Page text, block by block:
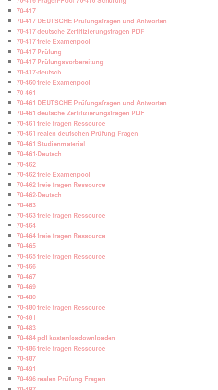
70-417
70-417 DEUTSCHE Prüfungsfragen und Antworten
70-417 deutsche Zertifizierungsfragen PDF
70-417 freie Examenpool
70-417 Prüfung
70-417 Prüfungsvorbereitung
70-417-deutsch
70-460 freie Examenpool
70-461
70-461 DEUTSCHE Prüfungsfragen und Antworten
70-461 deutsche Zertifizierungsfragen PDF
70-461 freie fragen Ressource
70-461 realen deutschen Prüfung Fragen
70-461 Studienmaterial
70-461-Deutsch
70-462
70-462 freie Examenpool
70-462 freie fragen Ressource
70-462-Deutsch
70-463
70-463 freie fragen Ressource
70-464
70-464 freie fragen Ressource
70-465
70-465 freie fragen Ressource
70-466
70-467
70-469
70-480
70-480 freie fragen Ressource
70-481
70-483
70-484 pdf kostenlosdownloaden
70-486 freie fragen Ressource
70-487
70-491
70-496 realen Prüfung Fragen